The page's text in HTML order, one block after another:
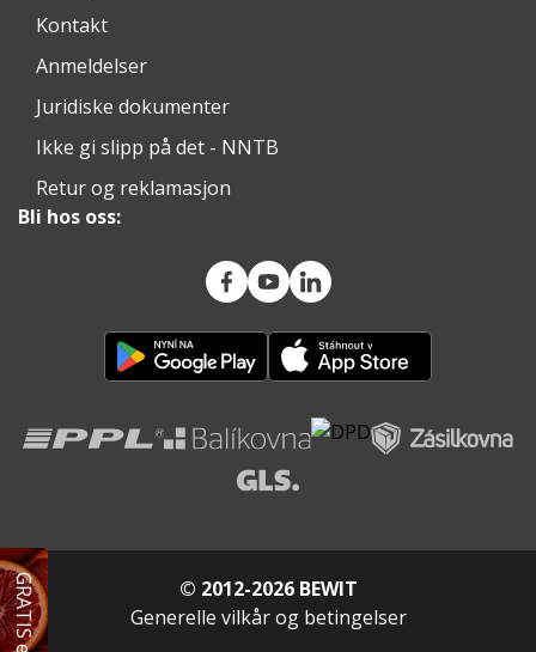
Kontakt
Anmeldelser
Juridiske dokumenter
Ikke gi slipp på det - NNTB
Retur og reklamasjon
Bli hos oss:
© 2012-2026 BEWIT
Generelle vilkår og betingelser